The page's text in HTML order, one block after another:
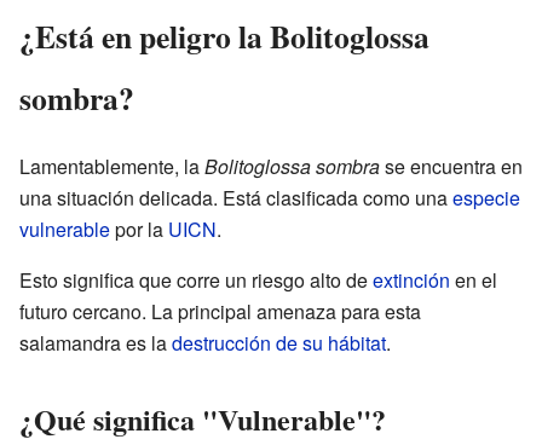
¿Está en peligro la Bolitoglossa
sombra?
Lamentablemente, laBolitoglossa sombrase encuentra en
una situación delicada. Está clasificada como unaespecie
vulnerablepor la UICN.
Esto significa que corre un riesgo alto deextinción en el
futuro cercano. La principal amenaza para esta
salamandra es ladestrucción de su hábitat.
¿Qué significa "Vulnerable"?